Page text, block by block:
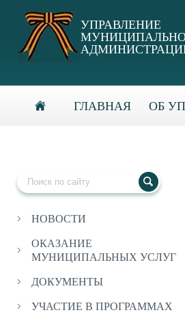
УПРАВЛЕНИЕ
ГЛАВНАЯ ОБ
НОВОСТИ
ОКАЗАНИЕ
МУНИЦИПАЛЬНЫХ УСЛУГ
ДОКУМЕНТЫ
УЧАСТИЕ В ПРОГРАММАХ